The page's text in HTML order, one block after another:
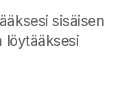
sisäisen
löytääksesi